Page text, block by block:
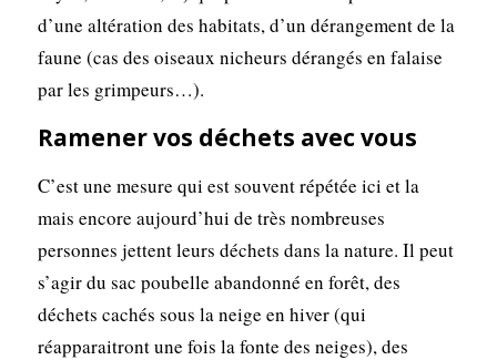
d’une altération des habitats, d’un dérangement de la
faune (cas des oiseaux nicheurs dérangés en falaise
par les grimpeurs…).
Ramener vos déchets avec vous
C’est une mesure qui est souvent répétée ici et la
mais encore aujourd’hui de très nombreuses
personnes jettent leurs déchets dans la nature. Il peut
s’agir du sac poubelle abandonné en forêt, des
déchets cachés sous la neige en hiver (qui
réapparaitront une fois la fonte des neiges), des